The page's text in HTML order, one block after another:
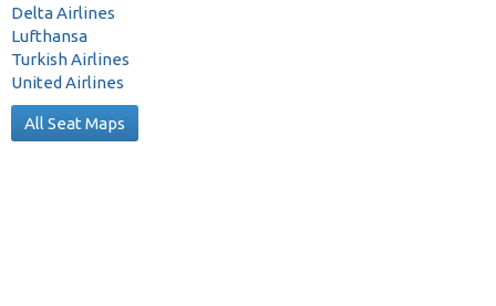
Delta Airlines
Lufthansa
Turkish Airlines
United Airlines
All Seat Maps